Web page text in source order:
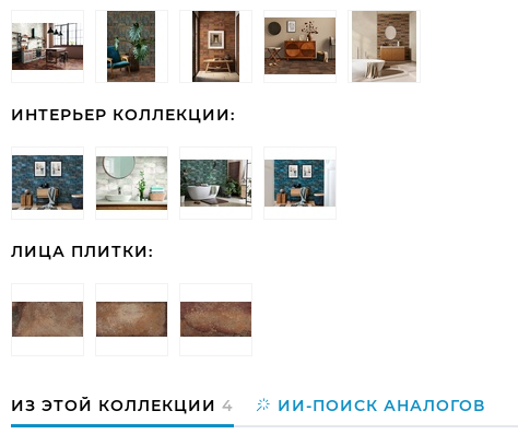
ИНТЕРЬЕР КОЛЛЕКЦИИ:
ЛИЦА ПЛИТКИ:
ИЗ ЭТОЙ КОЛЛЕКЦИИ 4 ИИ-ПОИСК АНАЛОГОВ